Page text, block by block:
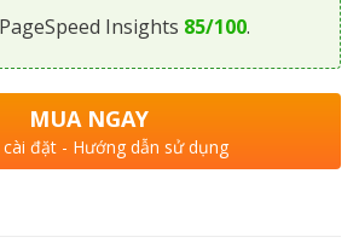
Insights 85/100.
MUA NGAY
đặt - Hướng dẫn sử dụng